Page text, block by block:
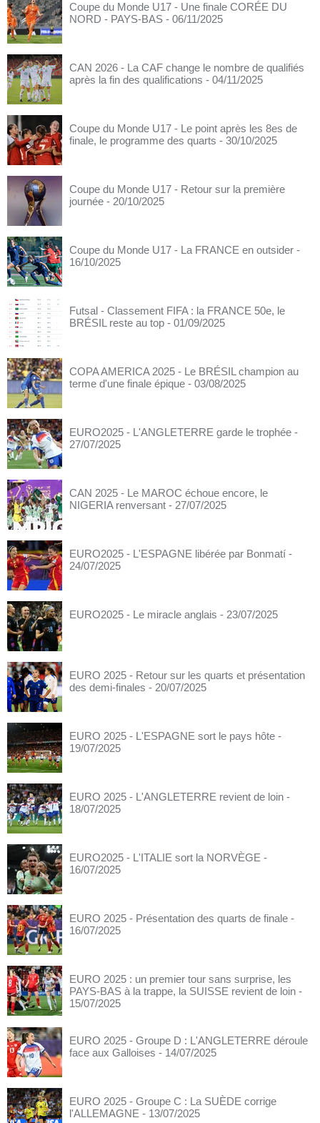
Coupe du Monde U17 - Une finale CORÉE DU
NORD - PAYS-BAS - 06/11/2025
CAN 2026 - La CAF change le nombre de qualifiés
après la fin des qualifications - 04/11/2025
Coupe du Monde U17 - Le point après les 8es de
finale, le programme des quarts - 30/10/2025
Coupe du Monde U17 - Retour sur la première
journée - 20/10/2025
Coupe du Monde U17 - La FRANCE en outsider -
16/10/2025
Futsal - Classement FIFA : la FRANCE 50e, le
BRÉSIL reste au top - 01/09/2025
COPA AMERICA 2025 - Le BRÉSIL champion au
terme d'une finale épique - 03/08/2025
EURO2025 - L'ANGLETERRE garde le trophée -
27/07/2025
CAN 2025 - Le MAROC échoue encore, le
NIGERIA renversant - 27/07/2025
EURO2025 - L'ESPAGNE libérée par Bonmatí -
24/07/2025
EURO2025 - Le miracle anglais - 23/07/2025
EURO 2025 - Retour sur les quarts et présentation
des demi-finales - 20/07/2025
EURO 2025 - L'ESPAGNE sort le pays hôte -
19/07/2025
EURO 2025 - L'ANGLETERRE revient de loin -
18/07/2025
EURO2025 - L'ITALIE sort la NORVÈGE -
16/07/2025
EURO 2025 - Présentation des quarts de finale -
16/07/2025
EURO 2025 : un premier tour sans surprise, les
PAYS-BAS à la trappe, la SUISSE revient de loin -
15/07/2025
EURO 2025 - Groupe D : L'ANGLETERRE déroule
face aux Galloises - 14/07/2025
EURO 2025 - Groupe C : La SUÈDE corrige
l'ALLEMAGNE - 13/07/2025